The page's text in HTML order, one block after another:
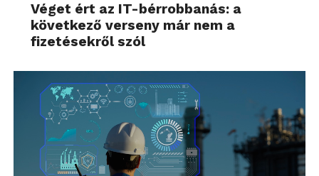
Véget ért az IT-bérrobbanás: a
következő verseny már nem a
fizetésekről szól